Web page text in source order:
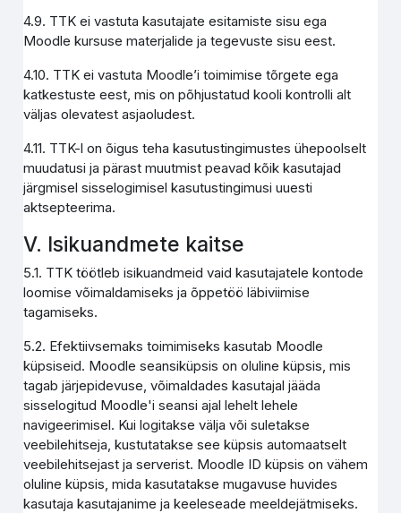
4.9. TTK ei vastuta kasutajate esitamiste sisu ega
Moodle kursuse materjalide ja tegevuste sisu eest.
4.10. TTK ei vastuta Moodle’i toimimise tõrgete ega
katkestuste eest, mis on põhjustatud kooli kontrolli alt
väljas olevatest asjaoludest.
4.11. TTK-l on õigus teha kasutustingimustes ühepoolselt
muudatusi ja pärast muutmist peavad kõik kasutajad
järgmisel sisselogimisel kasutustingimusi uuesti
aktsepteerima.
V. Isikuandmete kaitse
5.1. TTK töötleb isikuandmeid vaid kasutajatele kontode
loomise võimaldamiseks ja õppetöö läbiviimise
tagamiseks.
5.2. Efektiivsemaks toimimiseks kasutab Moodle
küpsiseid. Moodle seansiküpsis on oluline küpsis, mis
tagab järjepidevuse, võimaldades kasutajal jääda
sisselogitud Moodle'i seansi ajal lehelt lehele
navigeerimisel. Kui logitakse välja või suletakse
veebilehitseja, kustutatakse see küpsis automaatselt
veebilehitsejast ja serverist. Moodle ID küpsis on vähem
oluline küpsis, mida kasutatakse mugavuse huvides
kasutaja kasutajanime ja keeleseade meeldejätmiseks.